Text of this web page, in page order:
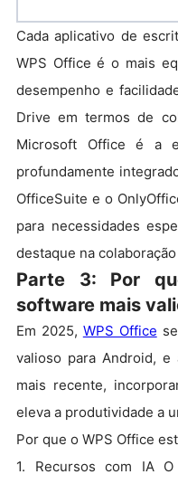
Cada aplicativo de
WPS Office é o mais
desempenho e
Drive em termos de
Microsoft Office é a
profundamente
OfficeSuite e o
para necessidades
destaque na
Parte 3: Por
software mais
Em 2025, WPS Office
valioso para Android,
mais recente,
eleva a produtividade a
Por que o WPS Office
1. Recursos com IA